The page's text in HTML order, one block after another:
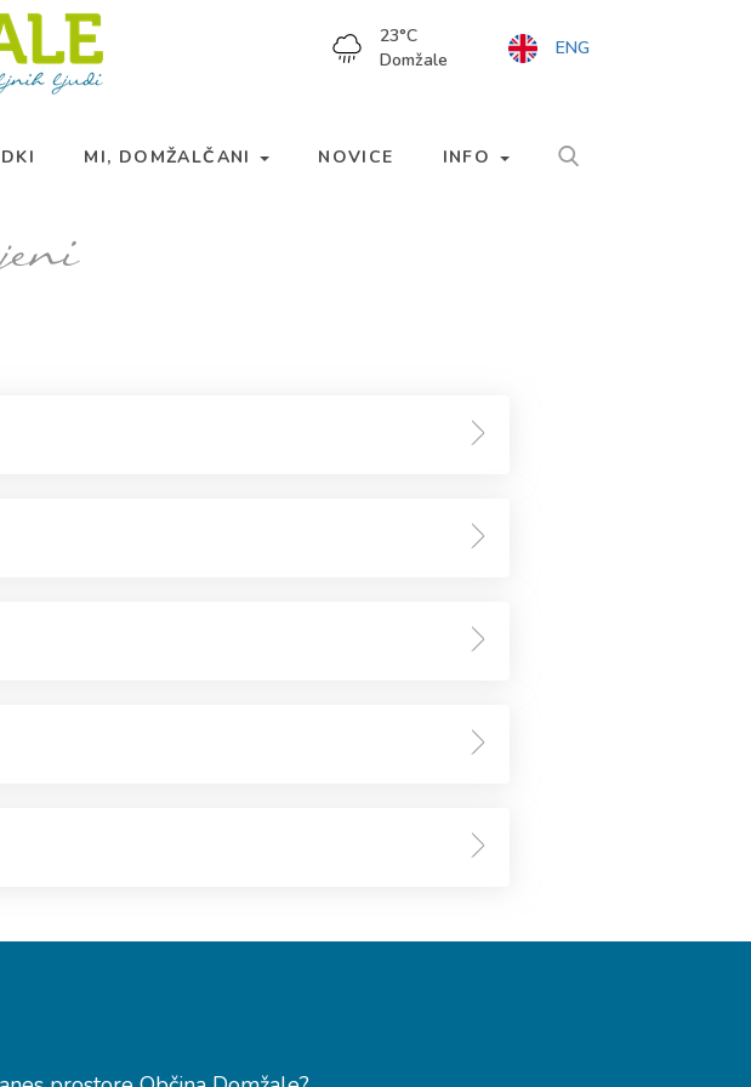
23°C
Domžale
ENG
MI, DOMŽALČANI NOVICE INFO